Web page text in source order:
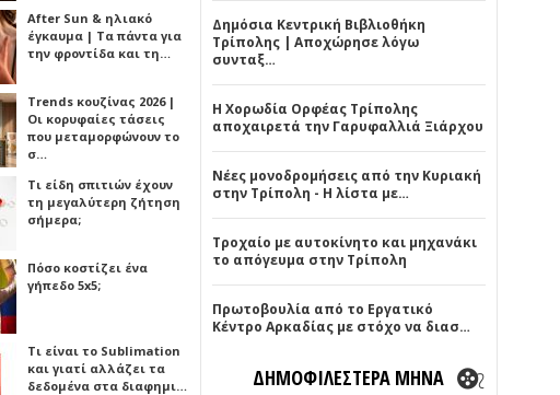
After Sun & ηλιακό
έγκαυμα | Τα πάντα για
την φροντίδα και τη…
Trends κουζίνας 2026 |
Οι κορυφαίες τάσεις
που μεταμορφώνουν το
σ…
Τι είδη σπιτιών έχουν
τη μεγαλύτερη ζήτηση
σήμερα;
Πόσο κοστίζει ένα
γήπεδο 5x5;
Τι είναι το Sublimation
και γιατί αλλάζει τα
δεδομένα στα διαφημι…
Δημόσια Κεντρική Βιβλιοθήκη
Τρίπολης | Αποχώρησε λόγω
συνταξ…
Η Χορωδία Ορφέας Τρίπολης
αποχαιρετά την Γαρυφαλλιά Ξιάρχου
Νέες μονοδρομήσεις από την Κυριακή
στην Τρίπολη - Η λίστα με…
Τροχαίο με αυτοκίνητο και μηχανάκι
το απόγευμα στην Τρίπολη
Πρωτοβουλία από το Εργατικό
Κέντρο Αρκαδίας με στόχο να διασ…
ΔΗΜΟΦΙΛΕΣΤΕΡΑ ΜΗΝΑ